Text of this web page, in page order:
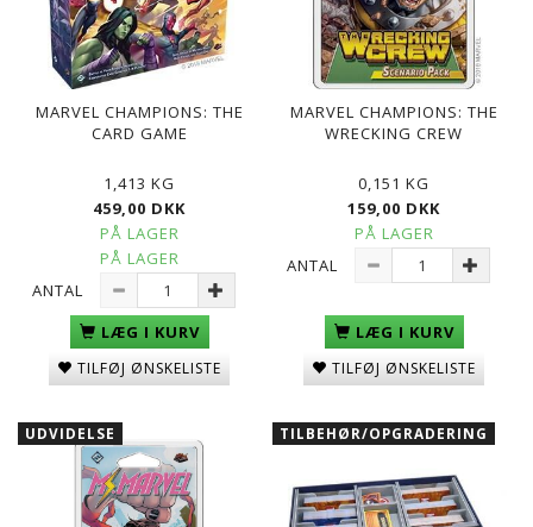
MARVEL CHAMPIONS: THE
CARD GAME
1,413 KG
459,00 DKK
PÅ LAGER
PÅ LAGER
ANTAL
LÆG I KURV
TILFØJ ØNSKELISTE
MARVEL CHAMPIONS: THE
WRECKING CREW
0,151 KG
159,00 DKK
PÅ LAGER
ANTAL
LÆG I KURV
TILFØJ ØNSKELISTE
UDVIDELSE TILBEHØR/OPGRADERING